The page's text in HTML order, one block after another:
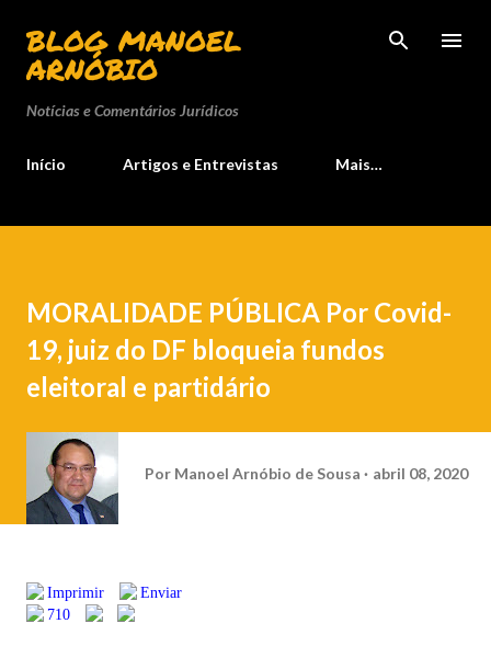
Pular para o conteúdo principal
BLOG MANOEL
ARNÓBIO
Notícias e Comentários Jurídicos
Início Artigos e Entrevistas Mais…
MORALIDADE PÚBLICA Por Covid-
19, juiz do DF bloqueia fundos
eleitoral e partidário
Por Manoel Arnóbio de Sousa abril 08, 2020
Imprimir
Enviar
710